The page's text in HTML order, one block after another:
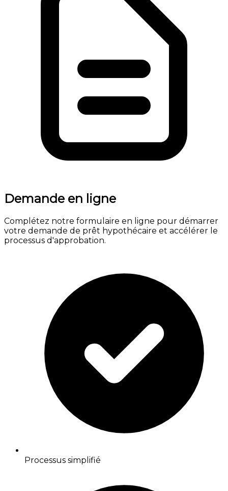
Demande en ligne
Complétez notre formulaire en ligne pour démarrer
votre demande de prêt hypothécaire et accélérer le
processus d'approbation.
Processus simplifié